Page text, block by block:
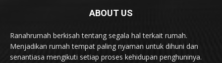
ABOUT US
Ranahrumah berkisah tentang segala hal terkait rumah.
Menjadikan rumah tempat paling nyaman untuk dihuni dan
senantiasa mengikuti setiap proses kehidupan penghuninya.